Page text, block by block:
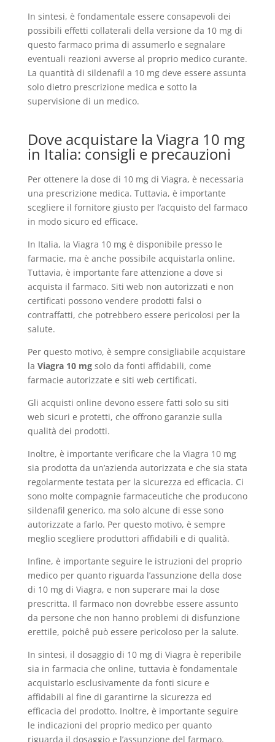
In sintesi, è fondamentale essere consapevoli dei
possibili effetti collaterali della versione da 10 mg di
questo farmaco prima di assumerlo e segnalare
eventuali reazioni avverse al proprio medico curante.
La quantità di sildenafil a 10 mg deve essere assunta
solo dietro prescrizione medica e sotto la
supervisione di un medico.
Dove acquistare la Viagra 10 mg
in Italia: consigli e precauzioni
Per ottenere la dose di 10 mg di Viagra, è necessaria
una prescrizione medica. Tuttavia, è importante
scegliere il fornitore giusto per l’acquisto del farmaco
in modo sicuro ed efficace.
In Italia, la Viagra 10 mg è disponibile presso le
farmacie, ma è anche possibile acquistarla online.
Tuttavia, è importante fare attenzione a dove si
acquista il farmaco. Siti web non autorizzati e non
certificati possono vendere prodotti falsi o
contraffatti, che potrebbero essere pericolosi per la
salute.
Per questo motivo, è sempre consigliabile acquistare
la Viagra 10 mgsolo da fonti affidabili, come
farmacie autorizzate e siti web certificati.
Gli acquisti online devono essere fatti solo su siti
web sicuri e protetti, che offrono garanzie sulla
qualità dei prodotti.
Inoltre, è importante verificare che la Viagra 10 mg
sia prodotta da un’azienda autorizzata e che sia stata
regolarmente testata per la sicurezza ed efficacia. Ci
sono molte compagnie farmaceutiche che producono
sildenafil generico, ma solo alcune di esse sono
autorizzate a farlo. Per questo motivo, è sempre
meglio scegliere produttori affidabili e di qualità.
Infine, è importante seguire le istruzioni del proprio
medico per quanto riguarda l’assunzione della dose
di 10 mg di Viagra, e non superare mai la dose
prescritta. Il farmaco non dovrebbe essere assunto
da persone che non hanno problemi di disfunzione
erettile, poichê può essere pericoloso per la salute.
In sintesi, il dosaggio di 10 mg di Viagra è reperibile
sia in farmacia che online, tuttavia è fondamentale
acquistarlo esclusivamente da fonti sicure e
affidabili al fine di garantirne la sicurezza ed
efficacia del prodotto. Inoltre, è importante seguire
le indicazioni del proprio medico per quanto
riguarda il dosaggio e l’assunzione del farmaco.